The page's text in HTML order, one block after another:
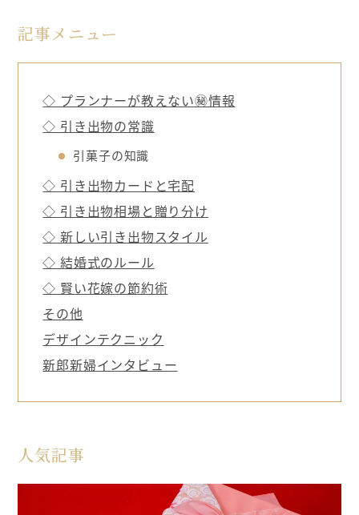
記事メニュー
◇ プランナーが教えない㊙情報
◇ 引き出物の常識
引菓子の知識
◇ 引き出物カードと宅配
◇ 引き出物相場と贈り分け
◇ 新しい引き出物スタイル
◇ 結婚式のルール
◇ 賢い花嫁の節約術
その他
デザインテクニック
新郎新婦インタビュー
人気記事